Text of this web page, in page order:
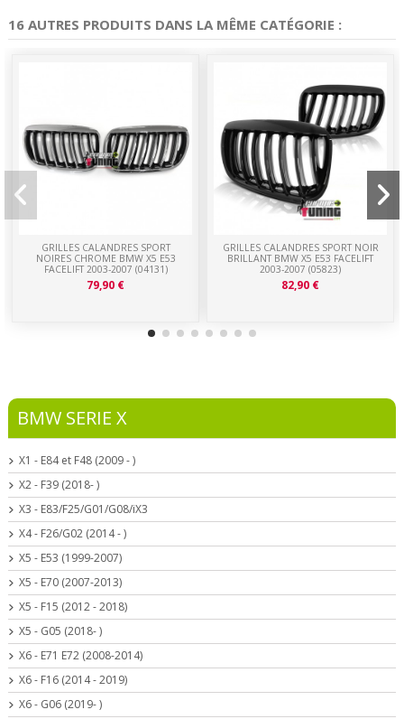
16 AUTRES PRODUITS DANS LA MÊME CATÉGORIE :
GRILLES CALANDRES SPORT
NOIRES CHROME BMW X5 E53
FACELIFT 2003-2007 (04131)
79,90 €
GRILLES CALANDRES SPORT NOIR
BRILLANT BMW X5 E53 FACELIFT
2003-2007 (05823)
82,90 €
BMW SERIE X
X1 - E84 et F48 (2009 - )
X2 - F39 (2018- )
X3 - E83/F25/G01/G08/iX3
X4 - F26/G02 (2014 - )
X5 - E53 (1999-2007)
X5 - E70 (2007-2013)
X5 - F15 (2012 - 2018)
X5 - G05 (2018- )
X6 - E71 E72 (2008-2014)
X6 - F16 (2014 - 2019)
X6 - G06 (2019- )